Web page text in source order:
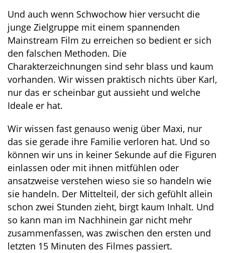
Und auch wenn Schwochow hier versucht die
junge Zielgruppe mit einem spannenden
Mainstream Film zu erreichen so bedient er sich
den falschen Methoden. Die
Charakterzeichnungen sind sehr blass und kaum
vorhanden. Wir wissen praktisch nichts über Karl,
nur das er scheinbar gut aussieht und welche
Ideale er hat.
Wir wissen fast genauso wenig über Maxi, nur
das sie gerade ihre Familie verloren hat. Und so
können wir uns in keiner Sekunde auf die Figuren
einlassen oder mit ihnen mitfühlen oder
ansatzweise verstehen wieso sie so handeln wie
sie handeln. Der Mittelteil, der sich gefühlt allein
schon zwei Stunden zieht, birgt kaum Inhalt. Und
so kann man im Nachhinein gar nicht mehr
zusammenfassen, was zwischen den ersten und
letzten 15 Minuten des Filmes passiert.